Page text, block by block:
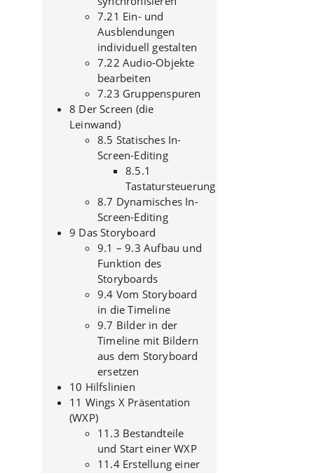
7.21 Ein- und
Ausblendungen
individuell gestalten
7.22 Audio-Objekte
bearbeiten
7.23 Gruppenspuren
8 Der Screen (die
Leinwand)
8.5 Statisches In-
Screen-Editing
8.5.1
Tastatursteuerung
8.7 Dynamisches In-
Screen-Editing
9 Das Storyboard
9.1 – 9.3 Aufbau und
Funktion des
Storyboards
9.4 Vom Storyboard
in die Timeline
9.7 Bilder in der
Timeline mit Bildern
aus dem Storyboard
ersetzen
10 Hilfslinien
11 Wings X Präsentation
(WXP)
11.3 Bestandteile
und Start einer WXP
11.4 Erstellung einer